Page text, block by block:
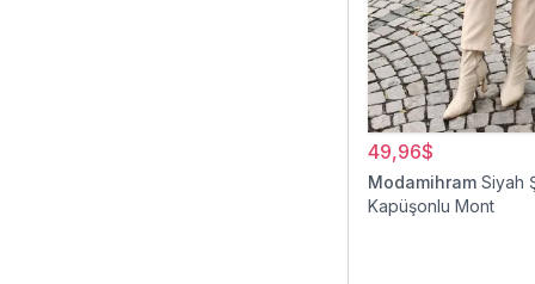
49,96$
Modamihram Siyah
Kapüşonlu Mont